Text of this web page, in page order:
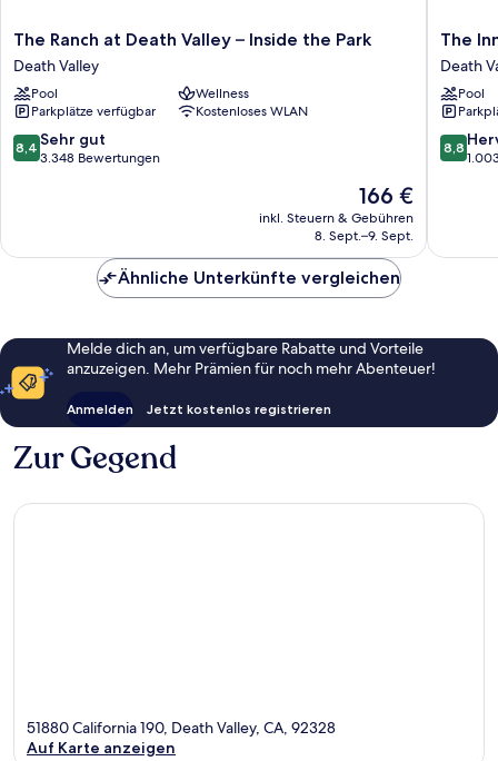
The
Ranch
at
Death
Valley
–
Inside
The Ranch at Death Valley – Inside the Park
Death Valley
Pool
Wellness
Parkplätze verfügbar
Kostenloses WLAN
8.4
von
Bewertungen
8,4 Sehr gut
3.348 Bewertungen
Der
Preis
beträgt
166 €
inkl. Steuern & Gebühren
8. Sept.–9. Sept.
The
Inn
at
Death
Valley
–
Inside
The
Death
Pool
8.8
von
8,8
Ähnliche Unterkünfte vergleichen
Melde dich an, um verfügbare Rabatte und Vorteile
anzuzeigen. Mehr Prämien für noch mehr Abenteuer!
Anmelden Jetzt kostenlos registrieren
Zur Gegend
51880 California 190, Death Valley, CA, 92328
Auf Karte anzeigen